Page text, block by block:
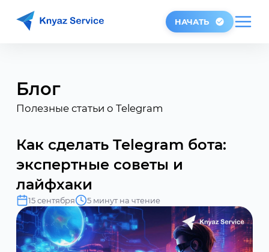
НАЧАТЬ
Блог
Полезные статьи о Telegram
Как сделать Telegram бота:
экспертные советы и
лайфхаки
15 сентября 5 минут на чтение